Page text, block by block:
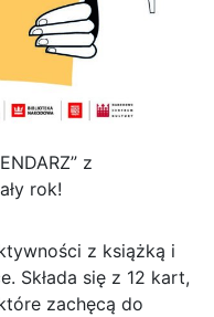
z
rok!
z książką i
Składa się z 12 kart,
zachęcą do